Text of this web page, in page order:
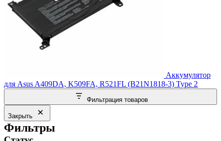
Аккумулятор
для Asus A409DA, K509FA, R521FL (B21N1818-3) Type 2
Фильтрация товаров
Закрыть
Фильтры